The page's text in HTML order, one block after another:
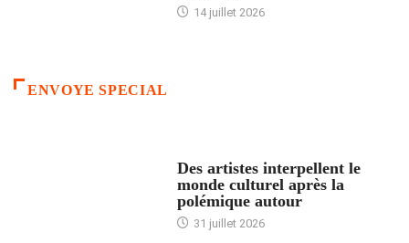
14 juillet 2026
ENVOYE SPECIAL
Des artistes interpellent le
monde culturel après la
polémique autour
31 juillet 2026